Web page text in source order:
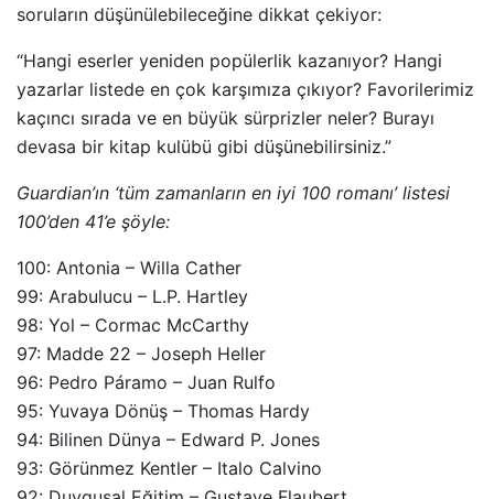
soruların düşünülebileceğine dikkat çekiyor:
“Hangi eserler yeniden popülerlik kazanıyor? Hangi
yazarlar listede en çok karşımıza çıkıyor? Favorilerimiz
kaçıncı sırada ve en büyük sürprizler neler? Burayı
devasa bir kitap kulübü gibi düşünebilirsiniz.”
Guardian’ın ‘tüm zamanların en iyi 100 romanı’ listesi
100’den 41’e şöyle:
100: Antonia – Willa Cather
99: Arabulucu – L.P. Hartley
98: Yol – Cormac McCarthy
97: Madde 22 – Joseph Heller
96: Pedro Páramo – Juan Rulfo
95: Yuvaya Dönüş – Thomas Hardy
94: Bilinen Dünya – Edward P. Jones
93: Görünmez Kentler – Italo Calvino